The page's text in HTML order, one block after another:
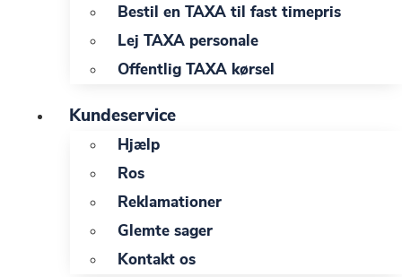
Bestil en TAXA til fast timepris
Lej TAXA personale
Offentlig TAXA kørsel
Kundeservice
Hjælp
Ros
Reklamationer
Glemte sager
Kontakt os